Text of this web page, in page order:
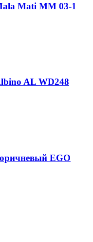
Mati MM 03-1
AL WD248
EGO